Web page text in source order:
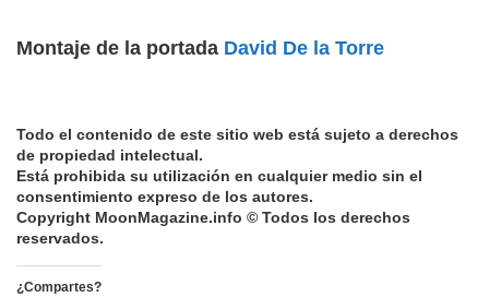
Montaje de la portada David De la Torre
Todo el contenido de este sitio web está sujeto a derechos
de propiedad intelectual.
Está prohibida su utilización en cualquier medio sin el
consentimiento expreso de los autores.
Copyright MoonMagazine.info © Todos los derechos
reservados.
¿Compartes?